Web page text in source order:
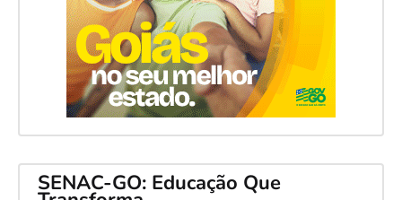
SENAC-GO: Educação Que